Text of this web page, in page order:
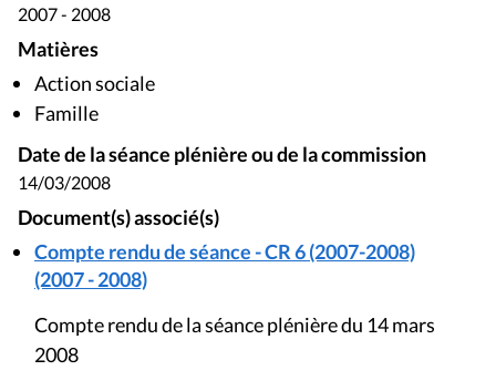
2007 - 2008
Matières
Action sociale
Famille
Date de la séance plénière ou de la commission
14/03/2008
Document(s) associé(s)
Compte rendu de séance - CR 6 (2007-2008)
(2007 - 2008)
Compte rendu de la séance plénière du 14 mars
2008